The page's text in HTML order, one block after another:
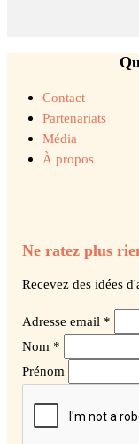
Contact
Partenariats
Média
À propos
Ne ratez plus
Recevez des idées
Adresse email *
Nom *
Prénom